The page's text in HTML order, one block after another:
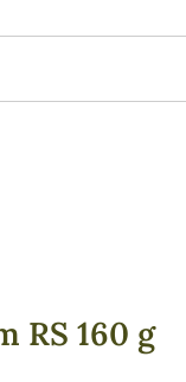
RS 160 g